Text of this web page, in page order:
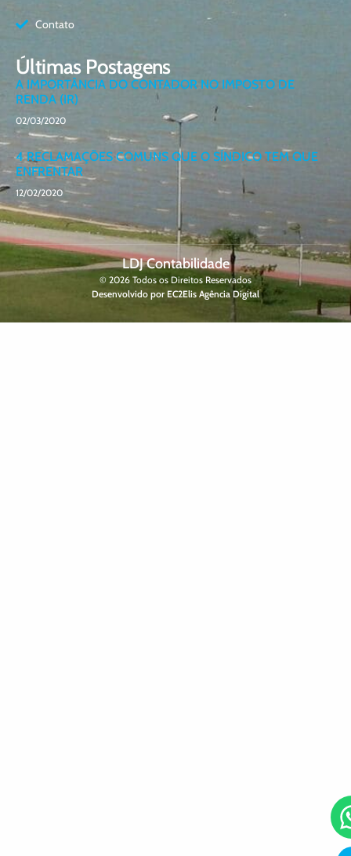
Contato
Últimas Postagens
A IMPORTÂNCIA DO CONTADOR NO IMPOSTO DE
RENDA (IR)
02/03/2020
4 RECLAMAÇÕES COMUNS QUE O SÍNDICO TEM QUE
ENFRENTAR
12/02/2020
LDJ Contabilidade
© 2026 Todos os Direitos Reservados
Desenvolvido por EC2Elis Agência Digital